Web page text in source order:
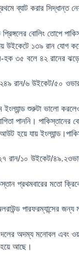
ব্যাট করার সিদ্ধান্ত
বোলিং তোপে
উইকেটে ১৩৯ রান যোগ
৩৫ বলে ৪২ রানের ঝড়ো
২৪৯ রান/৬ উইকেট/৫০
ইংল্যান্ড শুরুটা ভালো
পাননি। পাকিস্তানের
হয়ে যায়
রান/১০ উইকেট/
প্রথমবারের মতো
পারফরম্যান্সের
অদম্য মনোবল এবং
আছে।